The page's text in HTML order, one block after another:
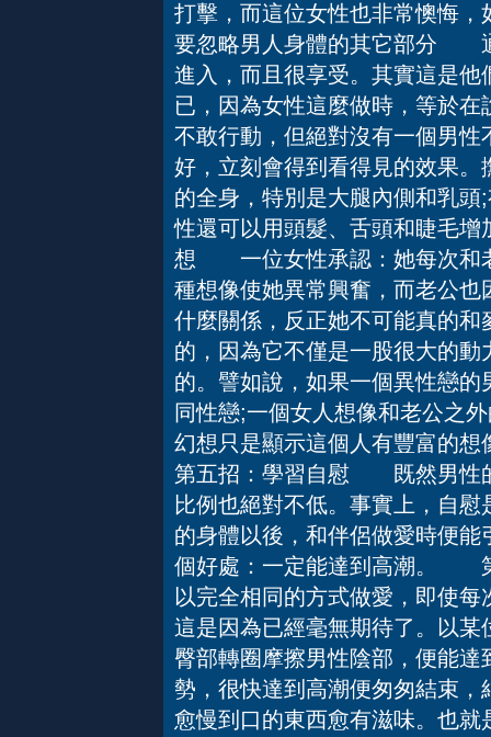
打擊，而這位女性也非常懊悔
要忽略男人身體的其它部分
進入，而且很享受。其實這是
已，因為女性這麼做時，等於
不敢行動，但絕對沒有一個男
好，立刻會得到看得見的效果
的全身，特別是大腿內側和乳
性還可以用頭髮、舌頭和睫毛
想 一位女性承認：她每次和
種想像使她異常興奮，而老公
什麼關係，反正她不可能真的
的，因為它不僅是一股很大的
的。譬如說，如果一個異性戀
同性戀;一個女人想像和老公之
幻想只是顯示這個人有豐富的
第五招：學習自慰 既然男性
比例也絕對不低。事實上，自
的身體以後，和伴侶做愛時便
個好處：一定能達到高潮。
以完全相同的方式做愛，即使
這是因為已經毫無期待了。以
臀部轉圈摩擦男性陰部，便能
勢，很快達到高潮便匆匆結束
愈慢到口的東西愈有滋味。也